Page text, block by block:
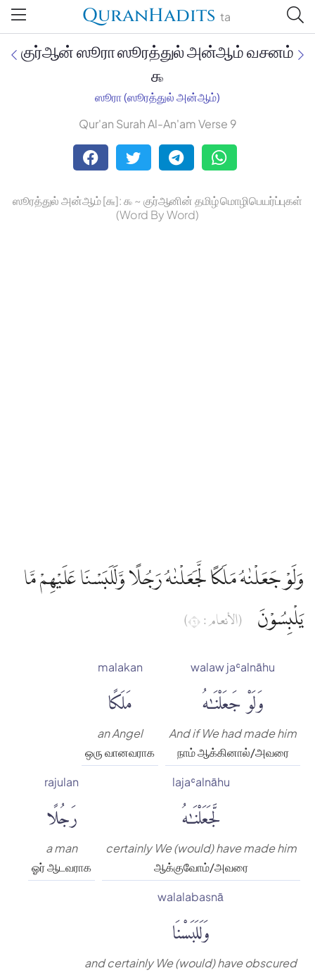
QuranHadits ta
Jan Trust Foundation
Mufti Omar Sheriff Qasimi,
குர்ஆன் ஸூரா ஸூரத்துல் அன்ஆம் வசனம்
௯
ஸூரா (ஸூரத்துல் அன்ஆம்)
Qur'an Surah Al-An'am Verse 9
ஸூரத்துல் அன்ஆம் [௬]: ௯ ~ குர்ஆனின் தமிழ் மொழிபெயர்ப்புகள்
(Word By Word)
وَلَوْ جَعَلْنٰهُ مَلَكًا لَّجَعَلْنٰهُ رَجُلًا وَّلَلَبَسْنَا عَلَيْهِمْ مَّا
يَلْبِسُوْنَ
(الأنعام : ٦)
walaw jaʿalnāhu
وَلَوْ جَعَلْنَٰهُ
And if We had made him
நாம் ஆக்கினால்/அவரை
malakan
مَلَكًا
an Angel
ஒரு வானவராக
lajaʿalnāhu
لَّجَعَلْنَٰهُ
certainly We (would) have made him
ஆக்குவோம்/அவரை
rajulan
رَجُلًا
a man
ஓர் ஆடவராக
walalabasnā
وَلَلَبَسْنَا
and certainly We (would) have obscured